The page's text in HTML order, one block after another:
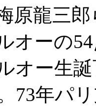
原龍三
オーの
オー生
73年パ